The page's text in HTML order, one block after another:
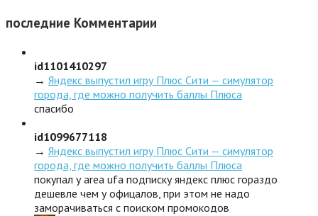
последние Комментарии
id1101410297
→ Яндекс выпустил игру Плюс Сити — симулятор
города, где можно получить баллы Плюса
спасибо
id1099677118
→ Яндекс выпустил игру Плюс Сити — симулятор
города, где можно получить баллы Плюса
покупал у area ufa подписку яндекс плюс гораздо
дешевле чем у офицалов, при этом не надо
заморачиваться с поиском промокодов